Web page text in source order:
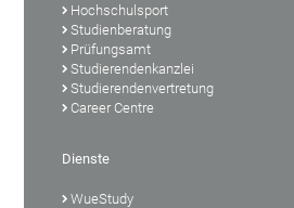
Hochschulsport
Studienberatung
Prüfungsamt
Studierendenkanzlei
Studierendenvertretung
Career Centre
Dienste
WueStudy